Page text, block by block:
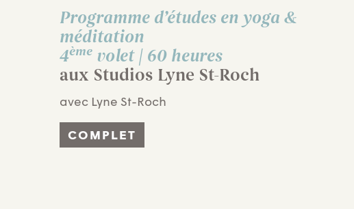
Programme d’études en yoga &
méditation
4ème volet | 60 heures
aux Studios Lyne St-Roch
avec Lyne St-Roch
COMPLET